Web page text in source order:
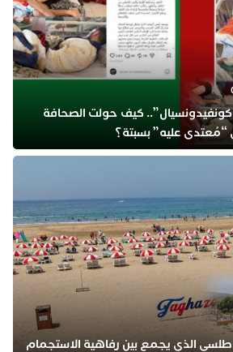
كيف حولت الصحافة
“مُعتدى عليه” بسبتة؟
الذي يجمع بين رفاهية الاستجمام